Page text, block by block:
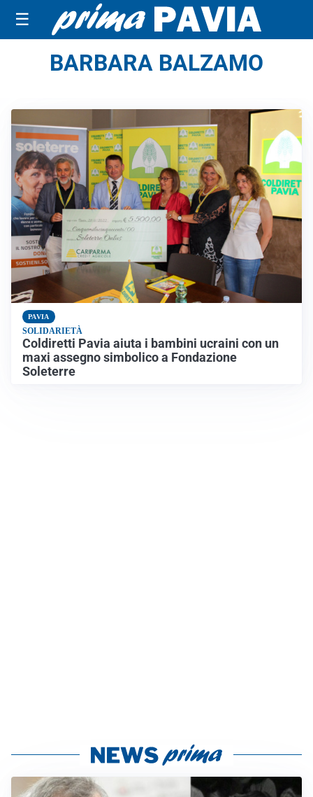
☰
BARBARA BALZAMO
PAVIA
SOLIDARIETÀ
Coldiretti Pavia aiuta i bambini ucraini con un
maxi assegno simbolico a Fondazione
Soleterre